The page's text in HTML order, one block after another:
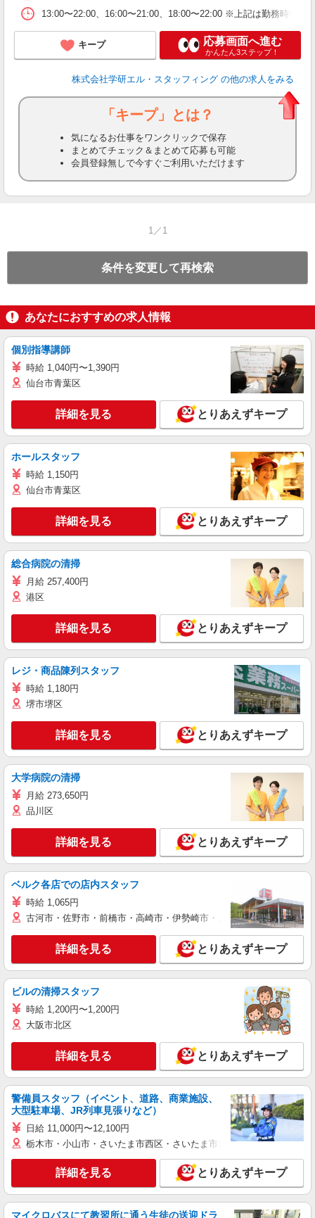
13:00〜22:00、16:00〜21:00、18:00〜22:00 ※上記は勤務時間の
キープ 応募画面へ進む
かんたん3ステップ！
株式会社学研エル・スタッフィング の他の求人をみる
「キープ」とは？
気になるお仕事をワンクリックで保存
まとめてチェック＆まとめて応募も可能
会員登録無しで今すぐご利用いただけます
1／1
条件を変更して再検索
あなたにおすすめの求人情報
個別指導講師
時給 1,040円〜1,390円
仙台市青葉区
詳細を見る とりあえずキープ
ホールスタッフ
時給 1,150円
仙台市青葉区
詳細を見る とりあえずキープ
総合病院の清掃
月給 257,400円
港区
詳細を見る とりあえずキープ
レジ・商品陳列スタッフ
時給 1,180円
堺市堺区
詳細を見る とりあえずキープ
大学病院の清掃
月給 273,650円
品川区
詳細を見る とりあえずキープ
ベルク各店での店内スタッフ
時給 1,065円
古河市・佐野市・前橋市・高崎市・伊勢崎市・太田市・館林市・藤
詳細を見る とりあえずキープ
ビルの清掃スタッフ
時給 1,200円〜1,200円
大阪市北区
詳細を見る とりあえずキープ
警備員スタッフ（イベント、道路、商業施設、
大型駐車場、JR列車見張りなど）
日給 11,000円〜12,100円
栃木市・小山市・さいたま市西区・さいたま市岩槻区・久喜市・蓮田
詳細を見る とりあえずキープ
マイクロバスにて教習所に通う生徒の送迎ドラ